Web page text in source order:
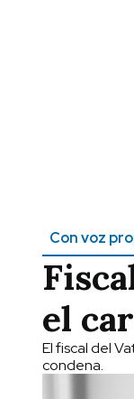
Con voz
el
El fiscal del
condena.